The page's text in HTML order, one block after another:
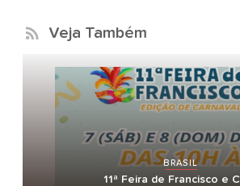
Veja Também
BRASIL
11ª Feira de Francisco e